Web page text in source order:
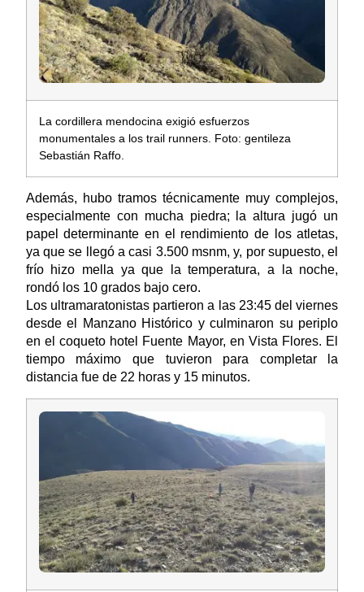
La cordillera mendocina exigió esfuerzos
monumentales a los trail runners. Foto: gentileza
Sebastián Raffo.
Además, hubo tramos técnicamente muy complejos,
especialmente con mucha piedra; la altura jugó un
papel determinante en el rendimiento de los atletas,
ya que se llegó a casi 3.500 msnm, y, por supuesto, el
frío hizo mella ya que la temperatura, a la noche,
rondó los 10 grados bajo cero.
Los ultramaratonistas partieron a las 23:45 del viernes
desde el Manzano Histórico y culminaron su periplo
en el coqueto hotel Fuente Mayor, en Vista Flores. El
tiempo máximo que tuvieron para completar la
distancia fue de 22 horas y 15 minutos.